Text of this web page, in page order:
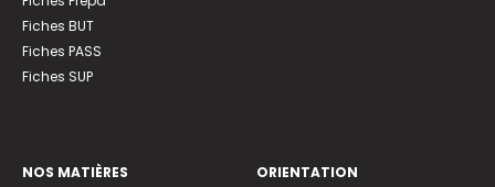
Fiches BUT
Fiches PASS
Fiches SUP
NOS MATIÈRES
ORIENTATION